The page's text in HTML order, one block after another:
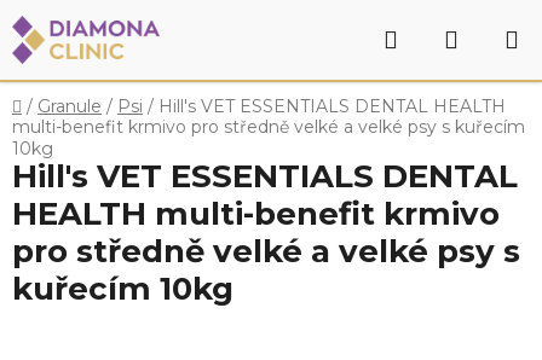
Přejít
na
obsah
Hledat
KOŠÍK
Domů
/ Granule / Psi / Hill's VET ESSENTIALS DENTAL HEALTH
multi-benefit krmivo pro středně velké a velké psy s kuřecím
10kg
Hill's VET ESSENTIALS DENTAL
HEALTH multi-benefit krmivo
pro středně velké a velké psy s
kuřecím 10kg